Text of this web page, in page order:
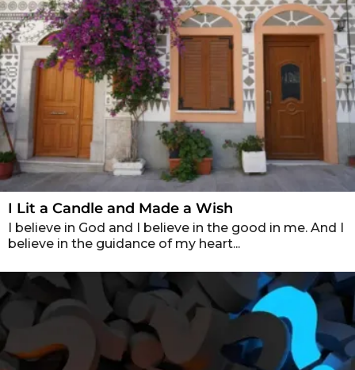
I Lit a Candle and Made a Wish
I believe in God and I believe in the good in me. And I
believe in the guidance of my heart...